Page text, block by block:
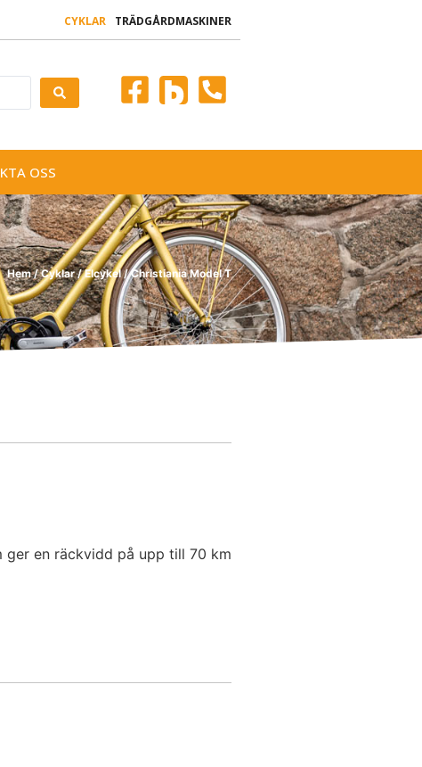
CYKLAR TRÄDGÅRDMASKINER
OSS
Hem/Cyklar/Elcykel/ Christiania Model T
ger en räckvidd på upp till 70 km